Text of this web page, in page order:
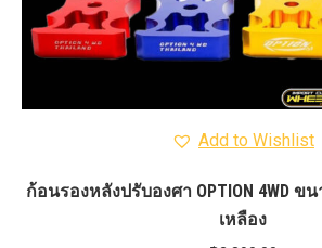
Add to Wishlist
ก้อนรองหลังปรับองศา OPTION 4WD ข
เหลือง